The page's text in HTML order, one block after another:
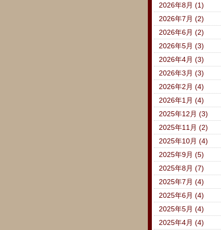
2026年8月 (1)
2026年7月 (2)
2026年6月 (2)
2026年5月 (3)
2026年4月 (3)
2026年3月 (3)
2026年2月 (4)
2026年1月 (4)
2025年12月 (3)
2025年11月 (2)
2025年10月 (4)
2025年9月 (5)
2025年8月 (7)
2025年7月 (4)
2025年6月 (4)
2025年5月 (4)
2025年4月 (4)